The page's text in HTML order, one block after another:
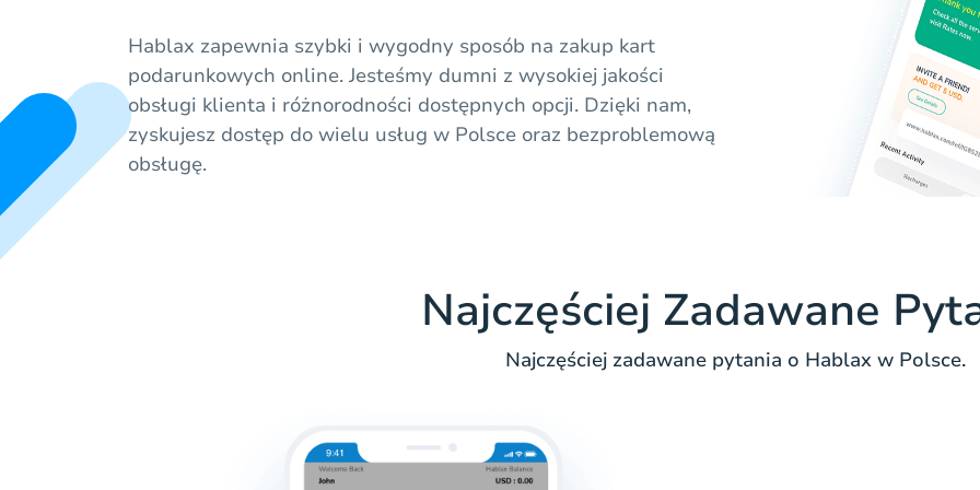
Hablax zapewnia szybki i wygodny sposób na zakup kart
podarunkowych online. Jesteśmy dumni z wysokiej jakości
obsługi klienta i różnorodności dostępnych opcji. Dzięki nam,
zyskujesz dostęp do wielu usług w Polsce oraz bezproblemową
obsługę.
Najczęściej Zadawane
Najczęściej zadawane pytania o Hablax w Polsce.